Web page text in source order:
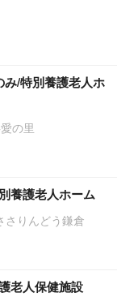
み/特別養護老人ホ
の里
養護老人ホーム
さりんどう鎌倉
老人保健施設